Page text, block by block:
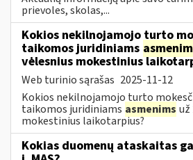
prievoles, skolas,...
Kokios nekilnojamojo turto
taikomos juridiniams
vėlesnius mokestinius
Web turinio sąrašas 2025-11-12
Kokios nekilnojamojo turto
taikomos juridiniams asmenims už
mokestinius laikotarpius?
Kokias duomenų ataskaitas